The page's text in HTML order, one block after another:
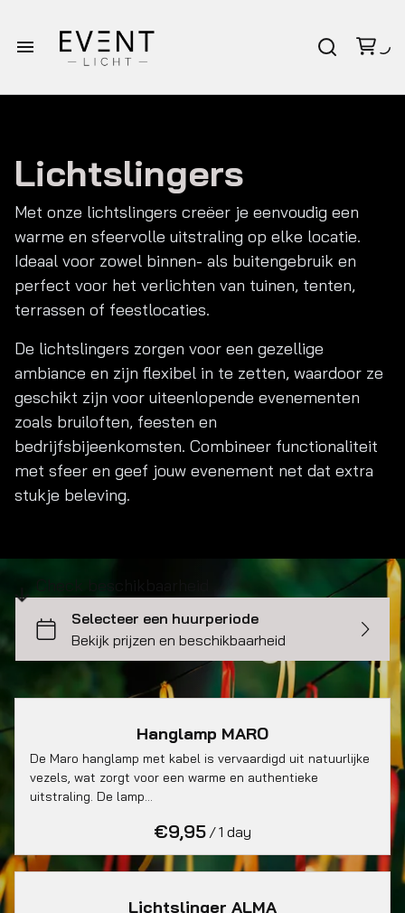
Homepagina
Afspraak op locatie
Over Eventlicht
Contact
Lichtslingers
Met onze lichtslingers creëer je eenvoudig een
warme en sfeervolle uitstraling op elke locatie.
Ideaal voor zowel binnen- als buitengebruik en
perfect voor het verlichten van tuinen, tenten,
terrassen of feestlocaties.
De lichtslingers zorgen voor een gezellige
ambiance en zijn flexibel in te zetten, waardoor ze
geschikt zijn voor uiteenlopende evenementen
zoals bruiloften, feesten en
bedrijfsbijeenkomsten. Combineer functionaliteit
met sfeer en geef jouw evenement net dat extra
stukje beleving.
Hanglamp MARO
De Maro hanglamp met kabel is vervaardigd uit natuurlijke
vezels, wat zorgt voor een warme en authentieke
uitstraling. De lamp…
/
Lichtslinger ALMA